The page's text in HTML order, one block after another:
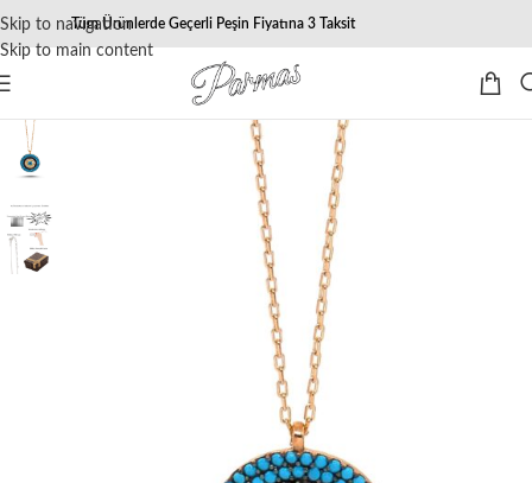
Skip to navigation
Skip to main content
Tüm Ürünlerde Geçerli Peşin Fiyatına 3 Taksit